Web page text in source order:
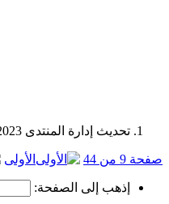
تحديث إدارة المنتدى 2023: منتدى زراعة نت مفتوح حاليا للقراءة فقط، ولا يقبل مشاركات جديدة. يمكنكم استخدام الشريط الظاهر أعلاه للبحث في كافة مواضيع المدوّنة والمنتدى.
صفحة 9 من 44 الأولى
إذهب إلى الصفحة: